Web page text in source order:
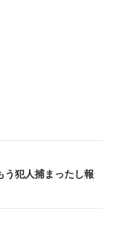
う犯人捕まったし報